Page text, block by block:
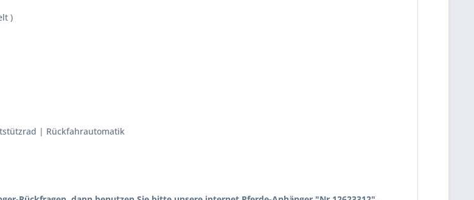
)
| Rückfahrautomatik